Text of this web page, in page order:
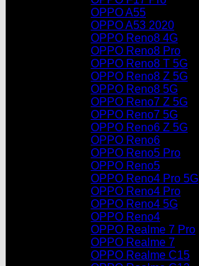
OPPO A55
OPPO A53 2020
OPPO Reno8 4G
OPPO Reno8 Pro
OPPO Reno8 T 5G
OPPO Reno8 Z 5G
OPPO Reno8 5G
OPPO Reno7 Z 5G
OPPO Reno7 5G
OPPO Reno6 Z 5G
OPPO Reno6
OPPO Reno5 Pro
OPPO Reno5
OPPO Reno4 Pro 5G
OPPO Reno4 Pro
OPPO Reno4 5G
OPPO Reno4
OPPO Realme 7 Pro
OPPO Realme 7
OPPO Realme C15